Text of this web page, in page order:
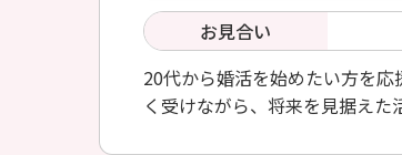
お見合い
20代から婚活を始めたい方を
く受けながら、将来を見据えた